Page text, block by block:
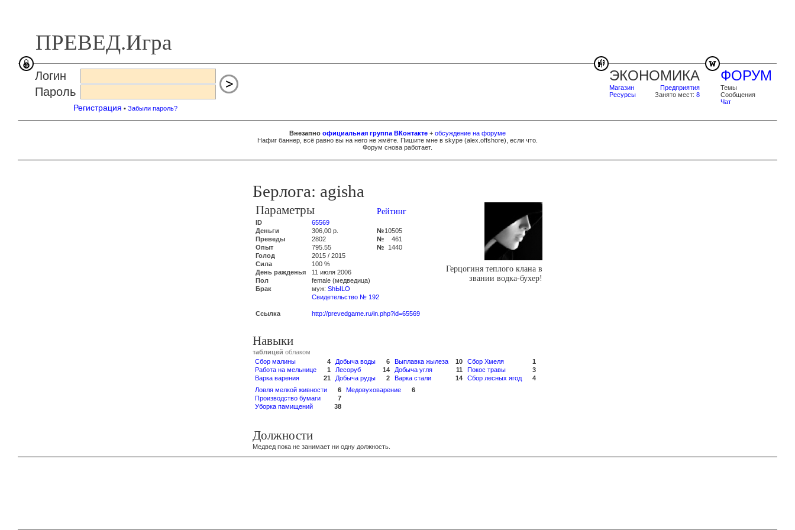
ПРЕВЕД.Игра
ФОРУМ
Темы
Сообщения
Чат
ЭКОНОМИКА
Предприятия
Занято мест: 8
Магазин
Ресурсы
Логин
Пароль
Регистрация • Забыли пароль?
Внезапно официальная группа ВКонтакте + обсуждение на форуме
Нафиг баннер, всё равно вы на него не жмёте. Пишите мне в skype (alex.offshore), если что.
Форум снова работает.
Берлога: agisha
Параметры Рейтинг
ID
65569
Деньги
306,00 р. №10505
Преведы
2802 №
461
Опыт
795.55 №
1440
Голод
2015 / 2015
Сила
100 %
День ражденья
11 июля 2006
Пол
female (медведица)
Брак
муж: ShЫLO
Свидетельство № 192
Ссылка http://prevedgame.ru/in.php?id=65569
Герцогиня теплого клана в
звании водка-бухер!
Навыки
таблицей облаком
Сбор малины
4
Работа на мельнице
1
Варка варения
21
Добыча воды
6
Лесоруб
14
Добыча руды
2
Выплавка жылеза
10
Добыча угля
11
Варка стали
14
Сбор Хмеля
1
Покос травы
3
Сбор лесных ягод
4
Ловля мелкой живности
6
Производство бумаги
7
Уборка памищений
38
Медовуховарение 6
Должности
Медвед пока не занимает ни одну должность.